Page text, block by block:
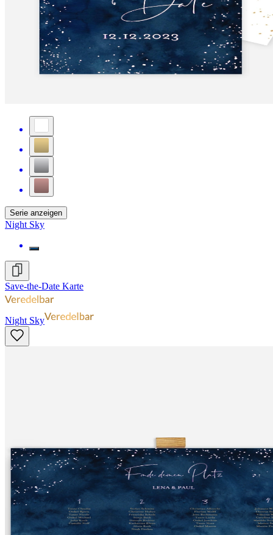
Serie anzeigen
Night Sky
Save-the-Date Karte
Night Sky